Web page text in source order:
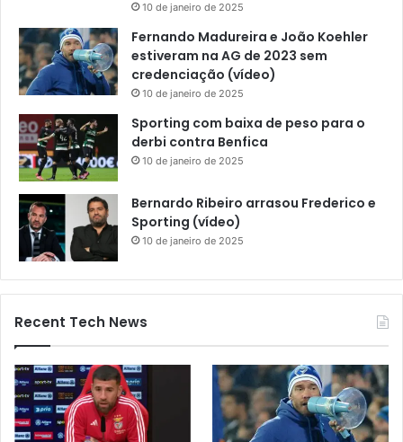
10 de janeiro de 2025
Fernando Madureira e João Koehler
estiveram na AG de 2023 sem
credenciação (vídeo)
10 de janeiro de 2025
Sporting com baixa de peso para o
derbi contra Benfica
10 de janeiro de 2025
Bernardo Ribeiro arrasou Frederico e
Sporting (vídeo)
10 de janeiro de 2025
Recent Tech News